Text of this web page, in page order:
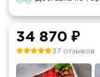
34 870 ₽
37 отзывов